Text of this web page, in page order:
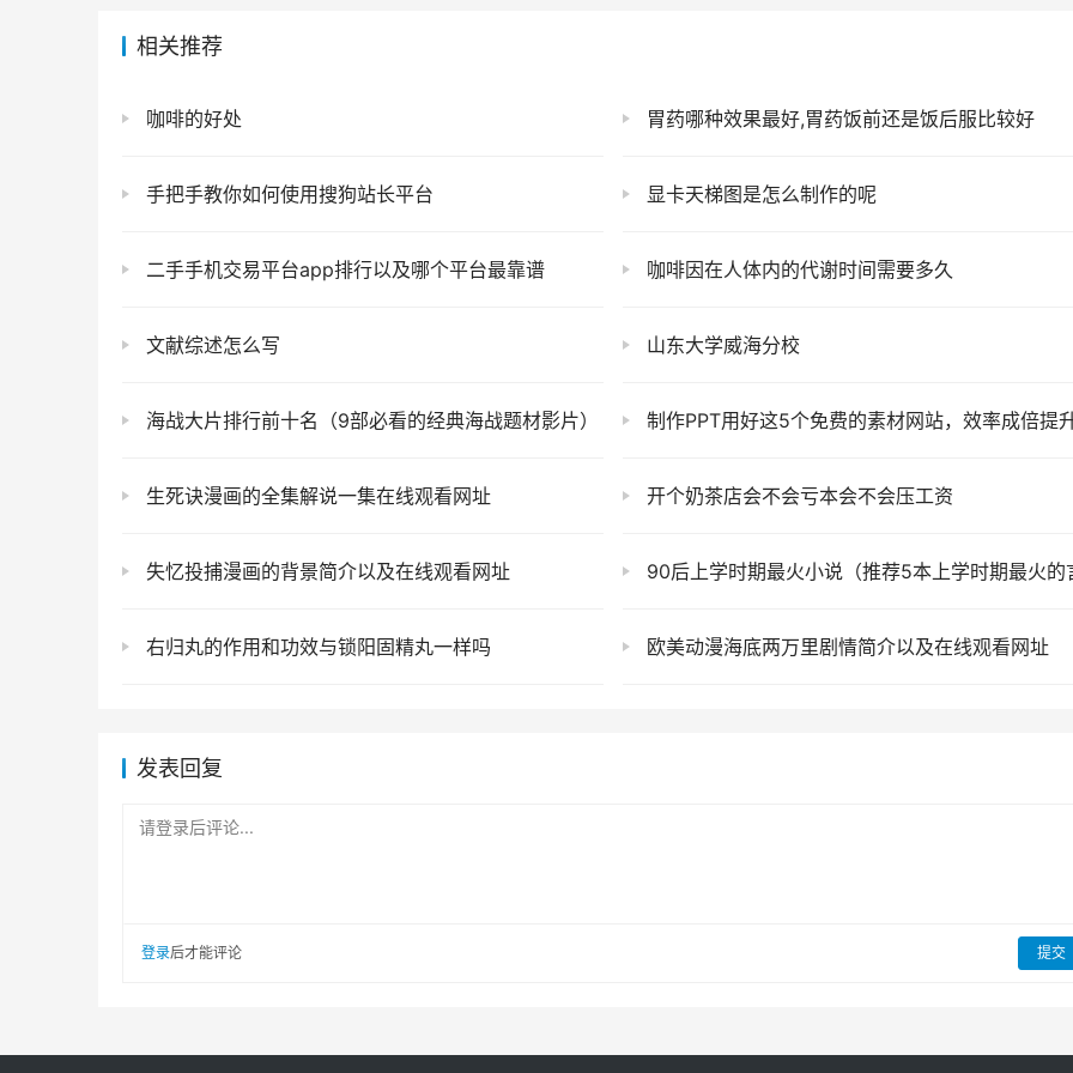
相关推荐
咖啡的好处 胃药哪种效果最好,胃药饭前还是饭后服比较好
手把手教你如何使用搜狗站长平台 显卡天梯图是怎么制作的呢
二手手机交易平台app排行以及哪个平台最靠谱 咖啡因在人体内的代谢时间需要多久
文献综述怎么写 山东大学威海分校
海战大片排行前十名（9部必看的经典海战题材影片） 制作PPT用好这5个免费的素材网站，效率成倍提
生死诀漫画的全集解说一集在线观看网址 开个奶茶店会不会亏本会不会压工资
失忆投捕漫画的背景简介以及在线观看网址 90后上学时期最火小说（推荐5本上学时期最火的言情小说
右归丸的作用和功效与锁阳固精丸一样吗 欧美动漫海底两万里剧情简介以及在线观看网址
发表回复
请登录后评论...
登录后才能评论 提交